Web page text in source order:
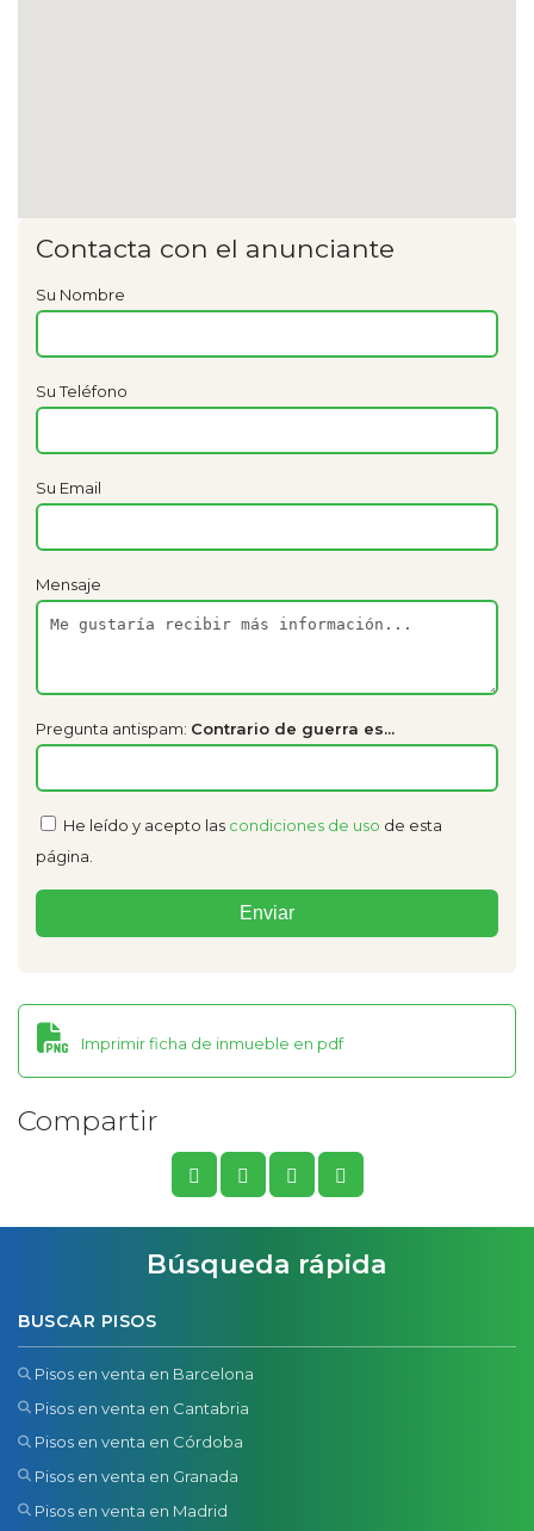
Contacta con el anunciante
Su Nombre
Su Teléfono
Su Email
Mensaje
Pregunta antispam: Contrario de guerra es...
He leído y acepto las condiciones de uso de esta
página.
Imprimir ficha de inmueble en pdf
Compartir
Búsqueda rápida
BUSCAR PISOS
Pisos en venta en Barcelona
Pisos en venta en Cantabria
Pisos en venta en Córdoba
Pisos en venta en Granada
Pisos en venta en Madrid